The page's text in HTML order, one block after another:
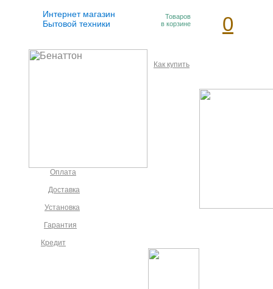
Интернет магазин
Бытовой техники
Товаров
в корзине
0
Как купить
Оплата
Доставка
Установка
Гарантия
Кредит